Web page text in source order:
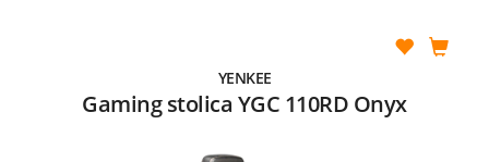
YENKEE
Gaming stolica YGC 110RD Onyx